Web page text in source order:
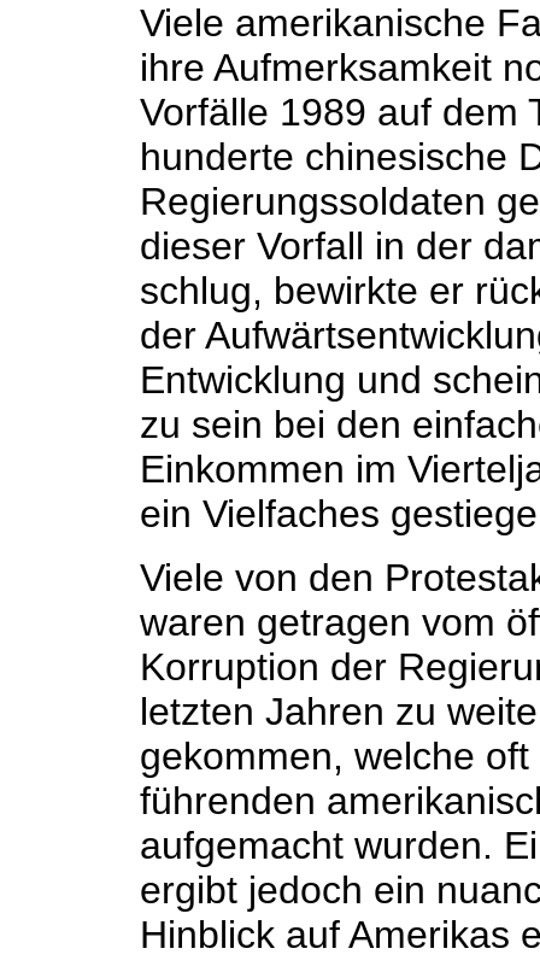
Viele amerikanische
ihre Aufmerksamkeit
Vorfälle 1989 auf dem
hunderte chinesische
Regierungssoldaten
dieser Vorfall in der
schlug, bewirkte er
der
Entwicklung und
zu sein bei den
Einkommen im
ein Vielfaches
Viele von den
waren getragen vom
Korruption der
letzten Jahren zu
gekommen, welche
führenden
aufgemacht wurden.
ergibt jedoch ein
Hinblick auf Amerikas